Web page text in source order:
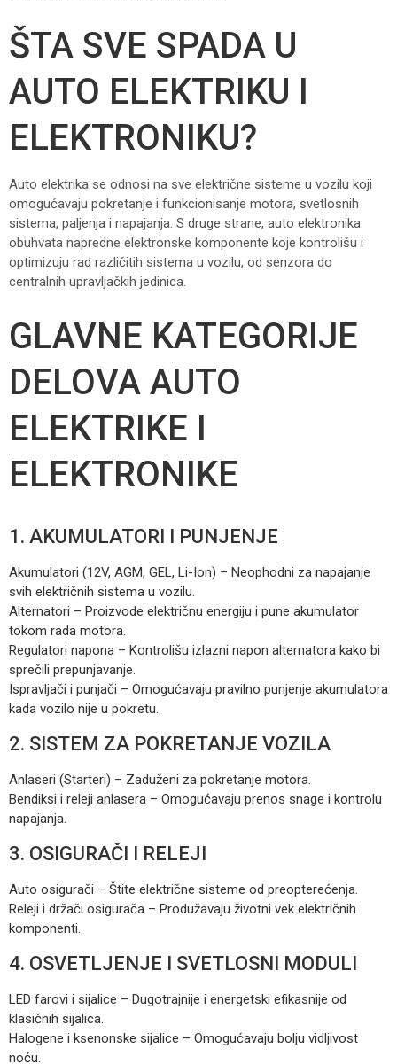
ŠTA SVE SPADA U
AUTO ELEKTRIKU I
ELEKTRONIKU?
Auto elektrika se odnosi na sve električne sisteme u vozilu koji
omogućavaju pokretanje i funkcionisanje motora, svetlosnih
sistema, paljenja i napajanja. S druge strane, auto elektronika
obuhvata napredne elektronske komponente koje kontrolišu i
optimizuju rad različitih sistema u vozilu, od senzora do
centralnih upravljačkih jedinica.
GLAVNE KATEGORIJE
DELOVA AUTO
ELEKTRIKE I
ELEKTRONIKE
1. AKUMULATORI I PUNJENJE
Akumulatori (12V, AGM, GEL, Li-Ion) – Neophodni za napajanje
svih električnih sistema u vozilu.
Alternatori – Proizvode električnu energiju i pune akumulator
tokom rada motora.
Regulatori napona – Kontrolišu izlazni napon alternatora kako bi
sprečili prepunjavanje.
Ispravljači i punjači – Omogućavaju pravilno punjenje akumulatora
kada vozilo nije u pokretu.
2. SISTEM ZA POKRETANJE VOZILA
Anlaseri (Starteri) – Zaduženi za pokretanje motora.
Bendiksi i releji anlasera – Omogućavaju prenos snage i kontrolu
napajanja.
3. OSIGURAČI I RELEJI
Auto osigurači – Štite električne sisteme od preopterećenja.
Releji i držači osigurača – Produžavaju životni vek električnih
komponenti.
4. OSVETLJENJE I SVETLOSNI MODULI
LED farovi i sijalice – Dugotrajnije i energetski efikasnije od
klasičnih sijalica.
Halogene i ksenonske sijalice – Omogućavaju bolju vidljivost
noću.